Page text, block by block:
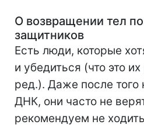
О возвращении тел
защитников
Есть люди, которые
и убедиться (что это
ред.). Даже после того
ДНК, они часто не
рекомендуем не